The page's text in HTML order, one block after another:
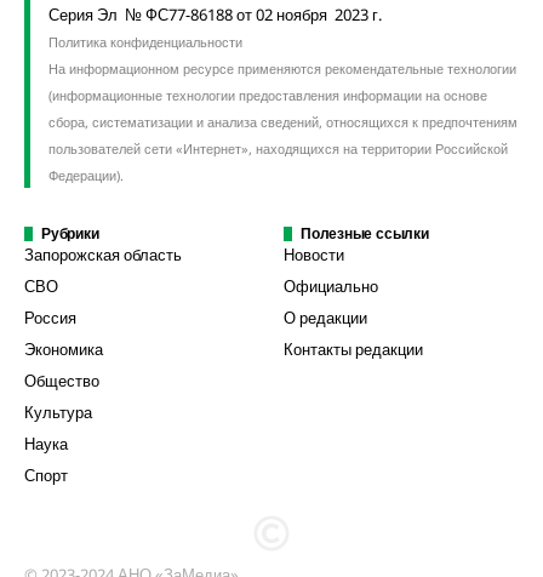
Серия Эл № ФС77-86188 от 02 ноября 2023 г.
Политика конфиденциальности
На информационном ресурсе применяются рекомендательные технологии
(информационные технологии предоставления информации на основе
сбора, систематизации и анализа сведений, относящихся к предпочтениям
пользователей сети «Интернет», находящихся на территории Российской
Федерации).
Рубрики
Запорожская область
СВО
Россия
Экономика
Общество
Культура
Наука
Спорт
Полезные ссылки
Новости
Официально
О редакции
Контакты редакции